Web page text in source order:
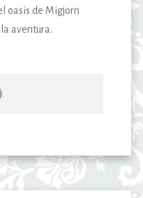
oasis de Migjorn
aventura.